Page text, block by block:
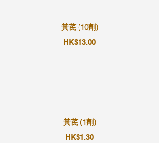
黃芪 (10劑)
HK$13.00
黃芪 (1劑)
HK$1.30